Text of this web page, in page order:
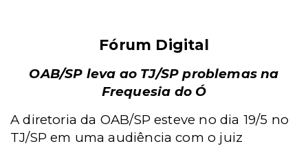
Fórum Digital
OAB/SP leva ao TJ/SP problemas na
Frequesia do Ó
A diretoria da OAB/SP esteve no dia 19/5 no
TJ/SP em uma audiência com o juiz